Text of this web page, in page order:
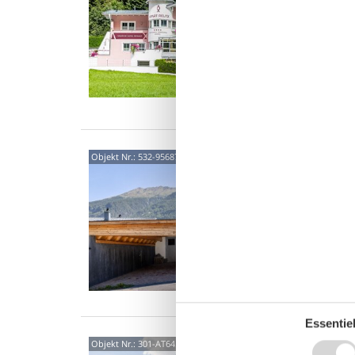
Objekt Nr.: 532-956877
Objekt Nr.: 301-AT6450.751.5 6450